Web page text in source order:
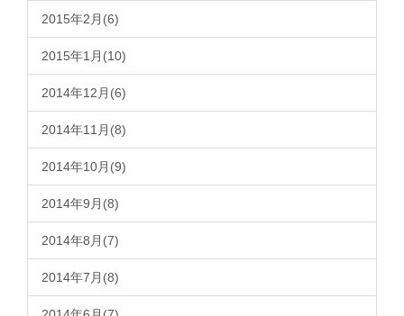
2015年2月(6)
2015年1月(10)
2014年12月(6)
2014年11月(8)
2014年10月(9)
2014年9月(8)
2014年8月(7)
2014年7月(8)